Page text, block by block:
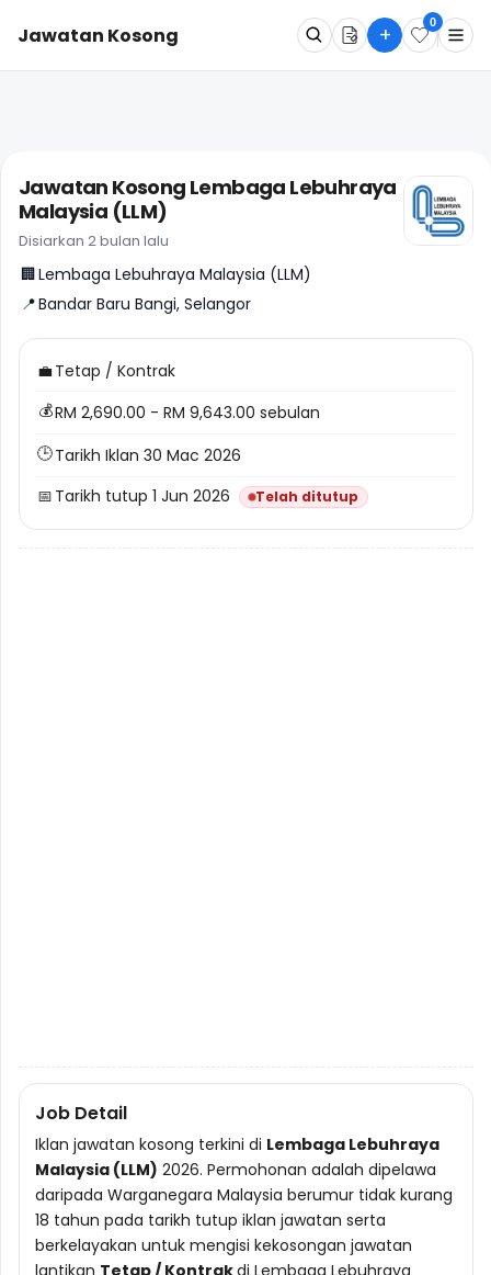
Jawatan Kosong + 0
Jawatan Kosong Lembaga Lebuhraya
Malaysia (LLM)
Disiarkan 2 bulan lalu
🏢Lembaga Lebuhraya Malaysia (LLM)
📍Bandar Baru Bangi, Selangor
💼Tetap / Kontrak
💰RM 2,690.00 - RM 9,643.00 sebulan
🕒Tarikh Iklan 30 Mac 2026
📅 Tarikh tutup 1 Jun 2026 Telah ditutup
Job Detail
Iklan jawatan kosong terkini di Lembaga Lebuhraya
Malaysia (LLM) 2026. Permohonan adalah dipelawa
daripada Warganegara Malaysia berumur tidak kurang
18 tahun pada tarikh tutup iklan jawatan serta
berkelayakan untuk mengisi kekosongan jawatan
lantikan Tetap / Kontrakdi Lembaga Lebuhraya